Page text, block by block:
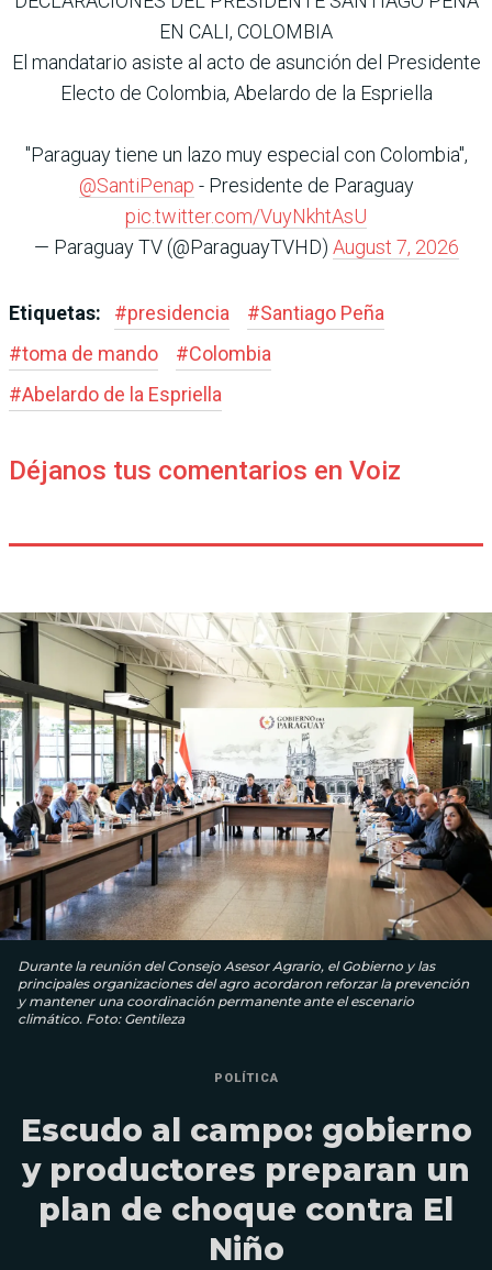
EN CALI, COLOMBIA
El mandatario asiste al acto de asunción del Presidente
Electo de Colombia, Abelardo de la Espriella
"Paraguay tiene un lazo muy especial con Colombia",
@SantiPenap - Presidente de Paraguay
pic.twitter.com/VuyNkhtAsU
— Paraguay TV (@ParaguayTVHD) August 7, 2026
Etiquetas: #presidencia #Santiago Peña
#toma de mando #Colombia
#Abelardo de la Espriella
Déjanos tus comentarios en Voiz
Durante la reunión del Consejo Asesor Agrario, el Gobierno y las
principales organizaciones del agro acordaron reforzar la prevención
y mantener una coordinación permanente ante el escenario
climático. Foto: Gentileza
POLÍTICA
Escudo al campo: gobierno
y productores preparan un
plan de choque contra El
Niño